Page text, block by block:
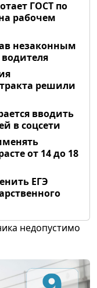
ГОСТ по
рабочем
незаконным
решили
вводить
в соцсети
от 14 до 18
ЕГЭ
недопустимо